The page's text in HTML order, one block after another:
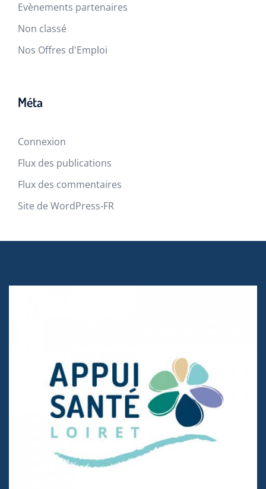
Evènements partenaires
Non classé
Nos Offres d'Emploi
Méta
Connexion
Flux des publications
Flux des commentaires
Site de WordPress-FR